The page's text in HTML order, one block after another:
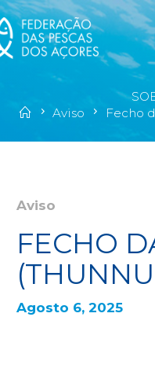
Aviso
Fecho
Aviso
FECHO
Agosto 6, 2025